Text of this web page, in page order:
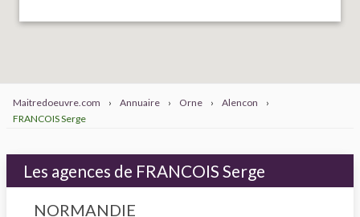
Maitredoeuvre.com › Annuaire › Orne › Alencon
›
FRANCOIS Serge
Les agences de FRANCOIS Serge
NORMANDIE